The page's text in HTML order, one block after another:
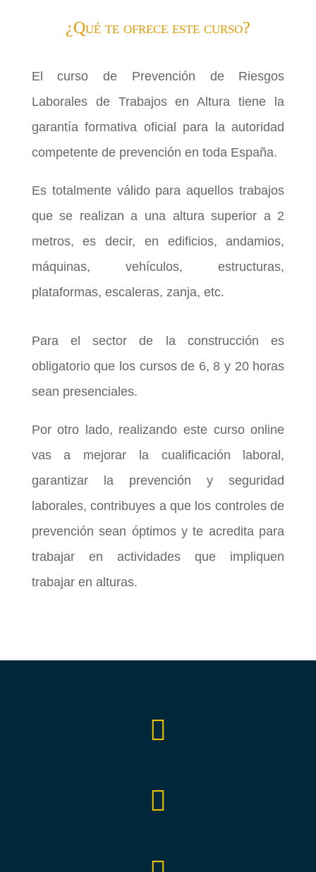
¿Qué te ofrece este curso?
El curso de Prevención de Riesgos
Laborales de Trabajos en Altura tiene la
garantía formativa oficial para la autoridad
competente de prevención en toda España.
Es totalmente válido para aquellos trabajos
que se realizan a una altura superior a 2
metros, es decir, en edificios, andamios,
máquinas, vehículos, estructuras,
plataformas, escaleras, zanja, etc.
Para el sector de la construcción es
obligatorio que los cursos de 6, 8 y 20 horas
sean presenciales.
Por otro lado, realizando este curso online
vas a mejorar la cualificación laboral,
garantizar la prevención y seguridad
laborales, contribuyes a que los controles de
prevención sean óptimos y te acredita para
trabajar en actividades que impliquen
trabajar en alturas.

